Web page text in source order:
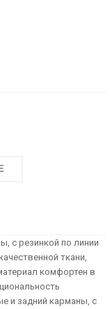
с резинкой по линии
ткани,
комфортен в
и задний карманы, с